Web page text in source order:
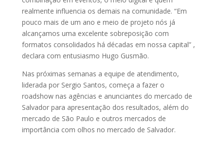
realmente influencia os demais na comunidade. “Em
pouco mais de um ano e meio de projeto nós já
alcançamos uma excelente sobreposição com
formatos consolidados há décadas em nossa capital” ,
declara com entusiasmo Hugo Gusmão.
Nas próximas semanas a equipe de atendimento,
liderada por Sergio Santos, começa a fazer o
roadshow nas agências e anunciantes do mercado de
Salvador para apresentação dos resultados, além do
mercado de São Paulo e outros mercados de
importância com olhos no mercado de Salvador.